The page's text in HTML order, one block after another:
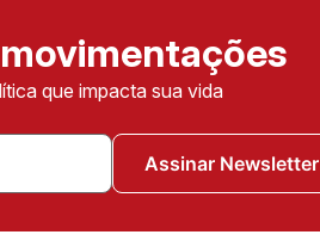
que impacta sua vida
Assinar Newsletter